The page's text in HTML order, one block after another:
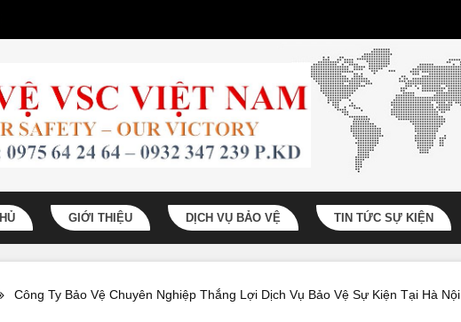
GIỚI THIỆU DỊCH VỤ BẢO VỆ TIN TỨC SỰ KIỆN
Công Ty Bảo Vệ Chuyên Nghiệp Thắng Lợi Dịch Vụ Bảo Vệ Sự Kiện Tại Hà Nội